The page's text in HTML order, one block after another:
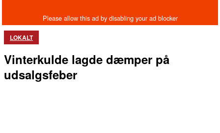
LOKALT
Vinterkulde lagde dæmper på
udsalgsfeber